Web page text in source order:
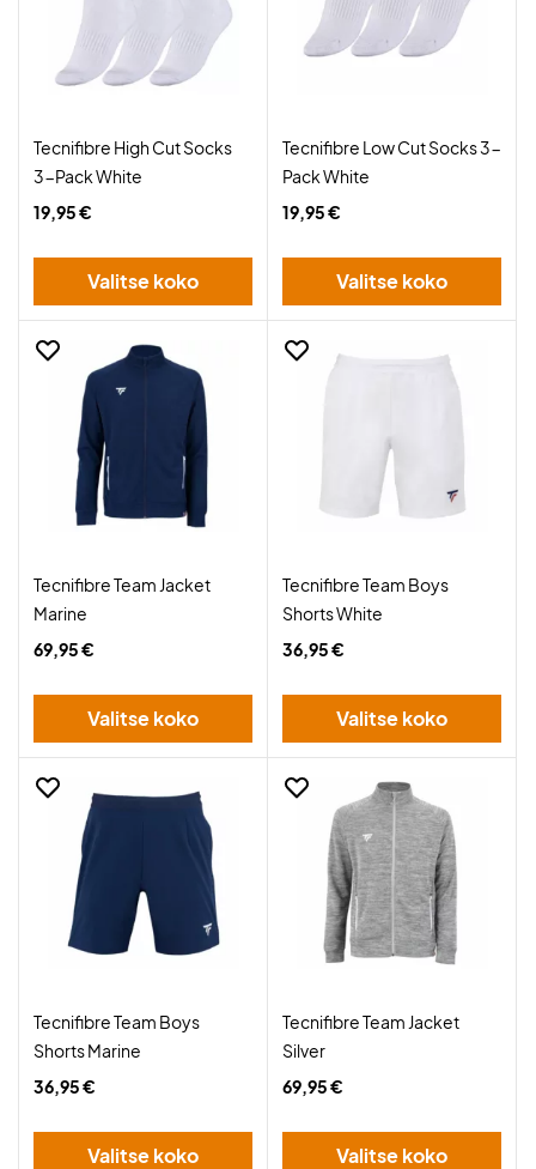
Tecnifibre High Cut Socks
3-Pack White
19,95 €
Valitse koko
Tecnifibre Low Cut Socks 3-
Pack White
19,95 €
Valitse koko
Tecnifibre Team Jacket
Marine
69,95 €
Valitse koko
Tecnifibre Team Boys
Shorts White
36,95 €
Valitse koko
Tecnifibre Team Boys
Shorts Marine
36,95 €
Valitse koko
Tecnifibre Team Jacket
Silver
69,95 €
Valitse koko